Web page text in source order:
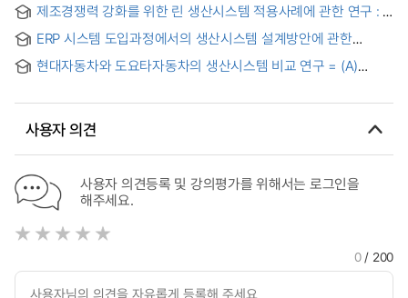
데이터 기반의 공정 시뮬레이션 기법 = Reconfigurable
Manufacturing System Design of Assembly Manufacturing
Product Line & process Simulation Techniques Based on
production work Data
제조경쟁력 강화를 위한 린 생산시스템 적용사례에 관한 연구 : D
ERP 시스템 도입과정에서의 생산시스템 설계방안에 관한
on the Introduction of ERP System
현대자동차와 도요타자동차의 생산시스템 비교 연구 = (A)
사용자 의견
사용자 의견등록 및 강의평가를 위해서는 로그인을
해주세요.
0/ 200